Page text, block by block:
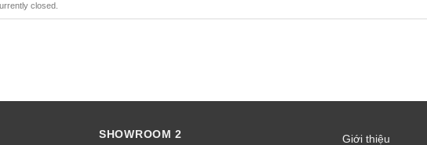
closed.
SHOWROOM 2 Giới thiệu